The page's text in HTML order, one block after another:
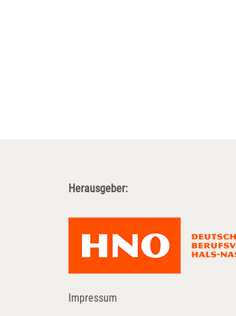
Herausgeber:
Impressum